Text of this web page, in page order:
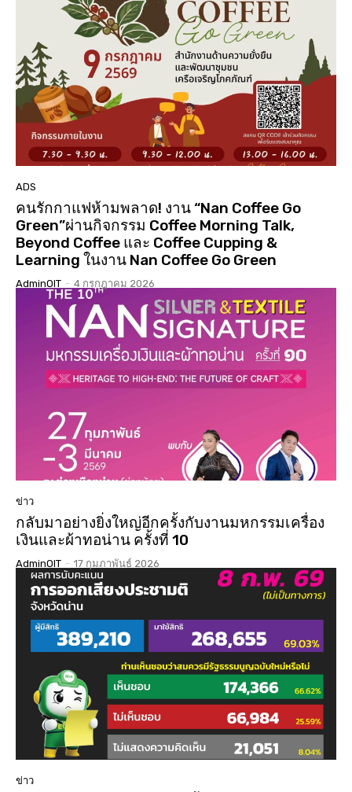
มูลนิธิเพชรเกษมน่าน ทอดผ้าป่าสามัคคี ณ มูลนิธิ
เพชรเกษมน่าน (สำนักงานใหญ่ท่าวังผา) ปี 68
01:01:17
นมัสการสรงน้ำองค์พระบรมสารีริกธาตุ 3 แผ่นดิน ปี
2568 วัดเจดีย์ ต.ดู่ใต้ อ.เมือง จ.น่าน
02:07:34
ประกวดเทพีสงกรานต์คิมหันต์ฤดู น่านนครประจำปี
2568( จัดงาน 14 เมษายน 68 )( LGBTQ )
04:23:07
“#เสน่หา #มนตรา #น่านนครา #เมืองเก่ามีชีวิต”
ADS
คนรักกาแฟห้ามพลาด! งาน “Nan Coffee Go
Green”ผ่านกิจกรรม Coffee Morning Talk,
Beyond Coffee และ Coffee Cupping &
Learning ในงาน Nan Coffee Go Green
AdminOIT - 4 กรกฎาคม 2026
ข่าว
กลับมาอย่างยิ่งใหญ่อีกครั้งกับงานมหกรรมเครื่อง
เงินและผ้าทอน่าน ครั้งที่ 10
AdminOIT - 17 กุมภาพันธ์ 2026
ข่าว